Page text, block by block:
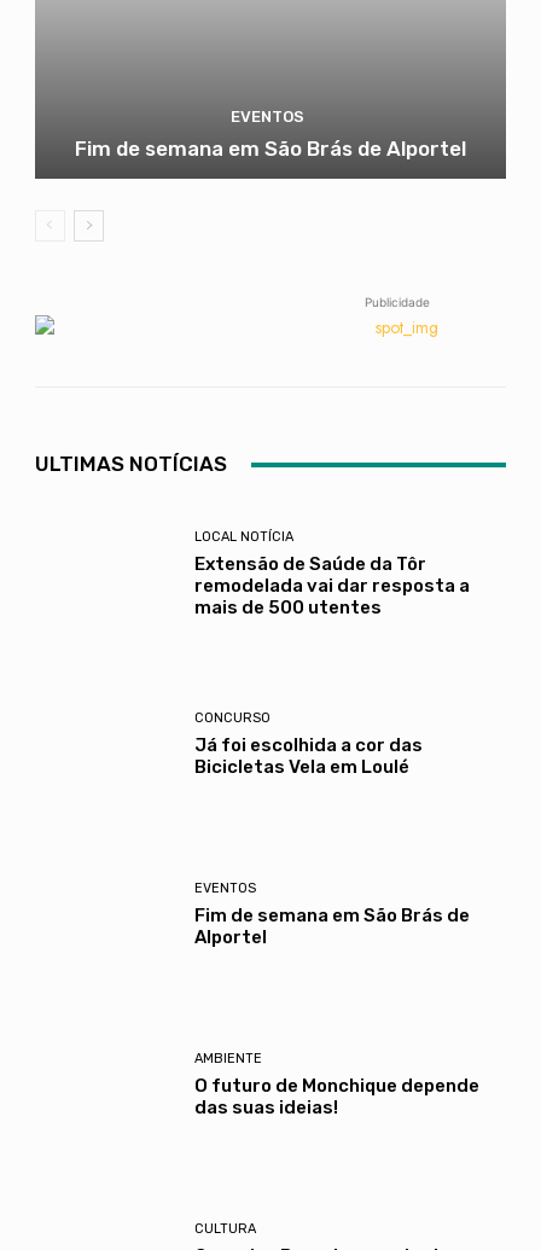
EVENTOS
Fim de semana em São Brás de Alportel
Publicidade
ULTIMAS NOTÍCIAS
LOCAL NOTÍCIA
Extensão de Saúde da Tôr
remodelada vai dar resposta a
mais de 500 utentes
CONCURSO
Já foi escolhida a cor das
Bicicletas Vela em Loulé
EVENTOS
Fim de semana em São Brás de
Alportel
AMBIENTE
O futuro de Monchique depende
das suas ideias!
CULTURA